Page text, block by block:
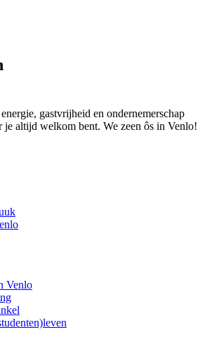
gastvrijheid en ondernemerschap
je altijd welkom bent. We zeen ôs in Venlo!
Venlo